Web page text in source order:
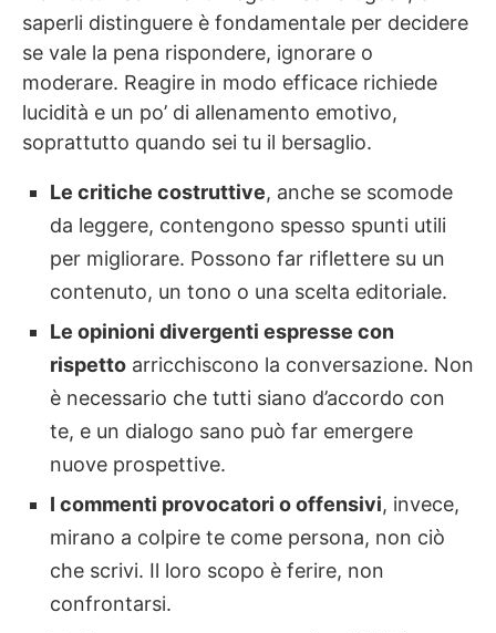
saperli distinguere è fondamentale per decidere
se vale la pena rispondere, ignorare o
moderare. Reagire in modo efficace richiede
lucidità e un po’ di allenamento emotivo,
soprattutto quando sei tu il bersaglio.
Le critiche costruttive, anche se scomode
da leggere, contengono spesso spunti utili
per migliorare. Possono far riflettere su un
contenuto, un tono o una scelta editoriale.
Le opinioni divergenti espresse con
rispetto arricchiscono la conversazione. Non
è necessario che tutti siano d’accordo con
te, e un dialogo sano può far emergere
nuove prospettive.
I commenti provocatori o offensivi, invece,
mirano a colpire te come persona, non ciò
che scrivi. Il loro scopo è ferire, non
confrontarsi.